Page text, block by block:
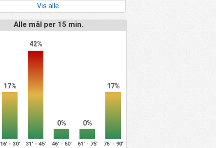
Vis alle
Alle mål per 15 min.
17%
42%
0% 0%
17%
16' - 30' 31' - 45' 46' - 60' 61' - 75' 76' - 90'